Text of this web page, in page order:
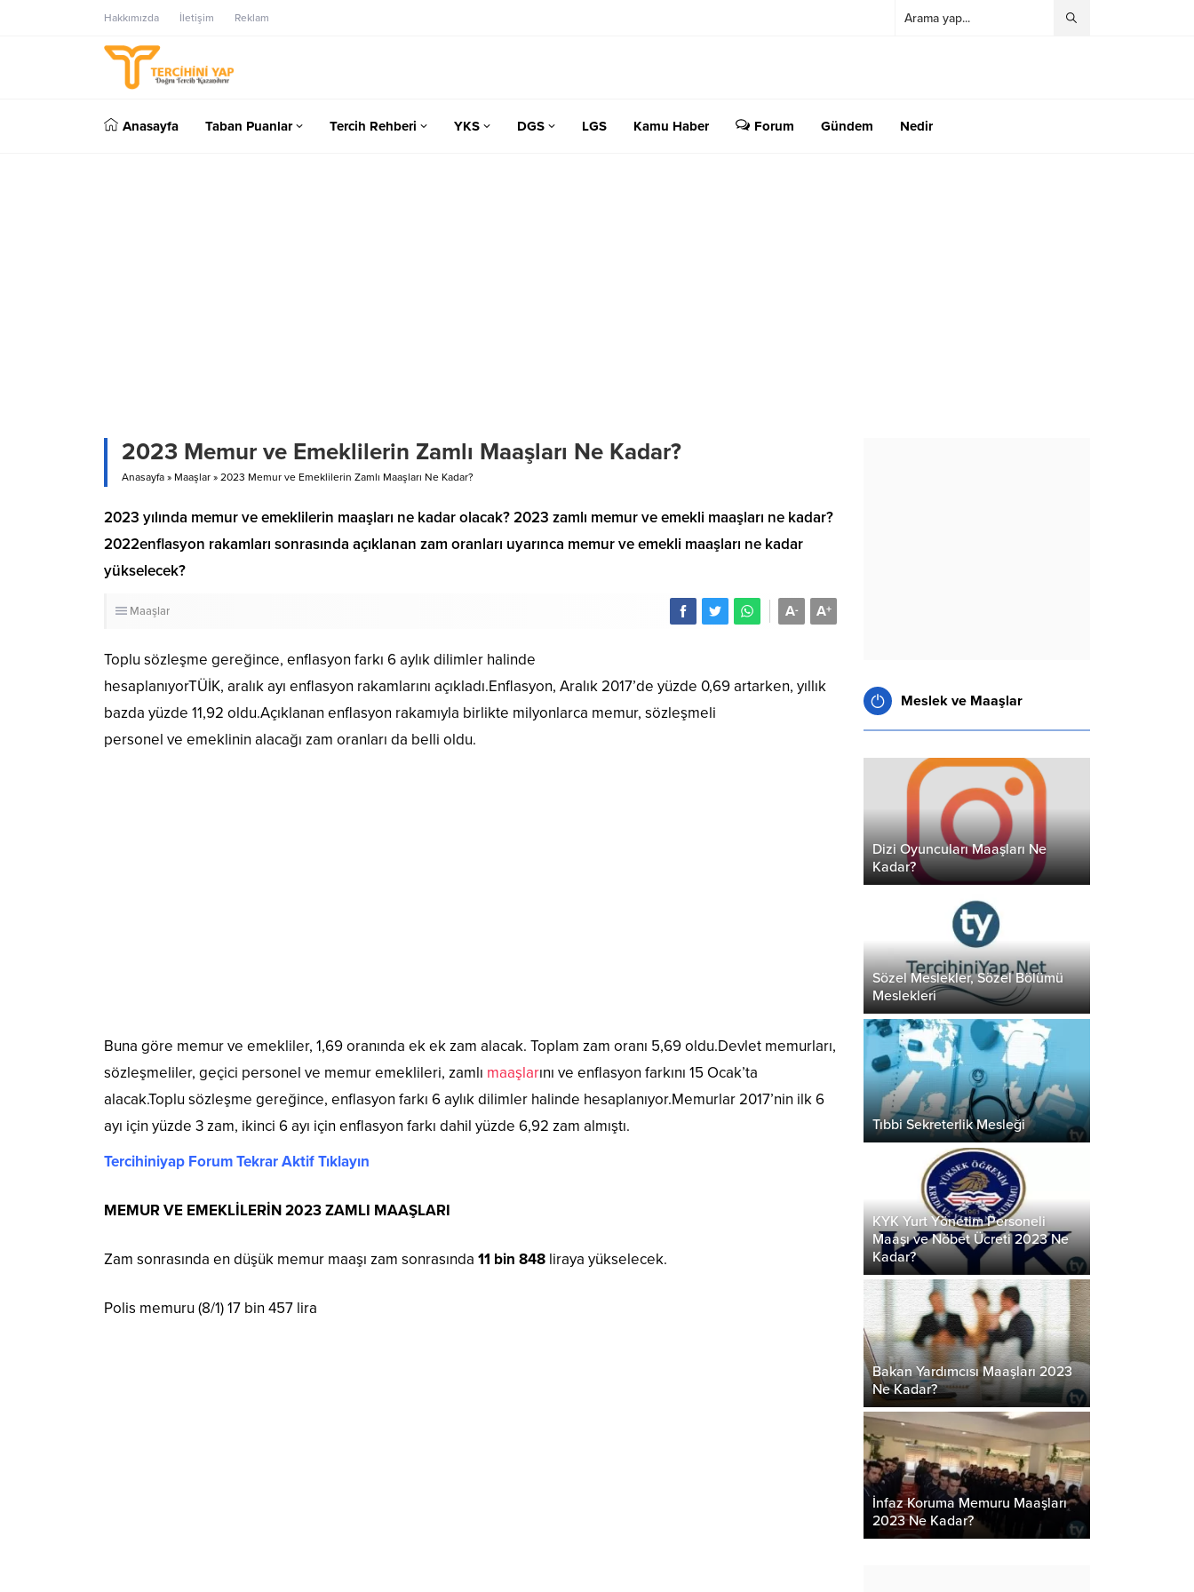
Hakkımızda İletişim Reklam
Anasayfa Taban Puanlar Tercih Rehberi YKS DGS LGS Kamu Haber Forum Gündem Nedir
2023 Memur ve Emeklilerin Zamlı Maaşları Ne Kadar?
Anasayfa » Maaşlar » 2023 Memur ve Emeklilerin Zamlı Maaşları Ne Kadar?
2023 yılında memur ve emeklilerin maaşları ne kadar olacak? 2023 zamlı memur ve emekli maaşları ne kadar?
2022enflasyon rakamları sonrasında açıklanan zam oranları uyarınca memur ve emekli maaşları ne kadar
yükselecek?
Maaşlar A+
A-
Toplu sözleşme gereğince, enflasyon farkı 6 aylık dilimler halinde
hesaplanıyorTÜİK, aralık ayı enflasyon rakamlarını açıkladı.Enflasyon, Aralık 2017’de yüzde 0,69 artarken, yıllık
bazda yüzde 11,92 oldu.Açıklanan enflasyon rakamıyla birlikte milyonlarca memur, sözleşmeli
personel ve emeklinin alacağı zam oranları da belli oldu.
Buna göre memur ve emekliler, 1,69 oranında ek ek zam alacak. Toplam zam oranı 5,69 oldu.Devlet memurları,
sözleşmeliler, geçici personel ve memur emeklileri, zamlı maaşlarını ve enflasyon farkını 15 Ocak’ta
alacak.Toplu sözleşme gereğince, enflasyon farkı 6 aylık dilimler halinde hesaplanıyor.Memurlar 2017’nin ilk 6
ayı için yüzde 3 zam, ikinci 6 ayı için enflasyon farkı dahil yüzde 6,92 zam almıştı.
Tercihiniyap Forum Tekrar Aktif Tıklayın
MEMUR VE EMEKLİLERİN 2023 ZAMLI MAAŞLARI
Zam sonrasında en düşük memur maaşı zam sonrasında 11 bin 848 liraya yükselecek.
Polis memuru (8/1) 17 bin 457 lira
Meslek ve Maaşlar
Dizi Oyuncuları Maaşları Ne
Kadar?
Sözel Meslekler, Sözel Bölümü
Meslekleri
Tıbbi Sekreterlik Mesleği
KYK Yurt Yönetim Personeli
Maaşı ve Nöbet Ücreti 2023 Ne
Kadar?
Bakan Yardımcısı Maaşları 2023
Ne Kadar?
İnfaz Koruma Memuru Maaşları
2023 Ne Kadar?